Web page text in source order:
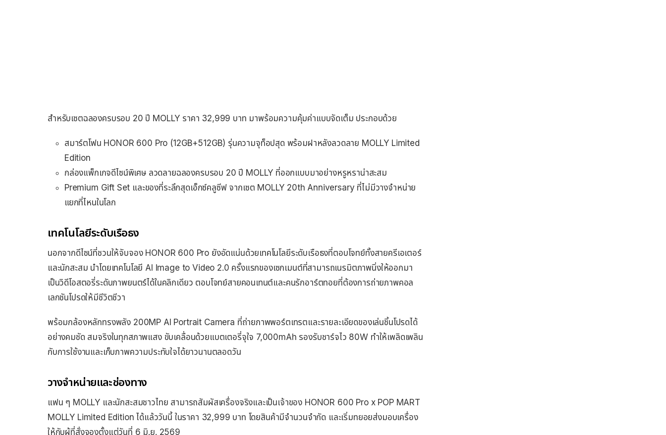
สำหรับเซตฉลองครบรอบ 20 ปี MOLLY ราคา 32,999 บาท มาพร้อมความคุ้มค่าแบบจัดเต็ม ประกอบด้วย
สมาร์ตโฟน HONOR 600 Pro (12GB+512GB) รุ่นความจุท็อปสุด พร้อมฝาหลังลวดลาย MOLLY Limited
Edition
กล่องแพ็กเกจดีไซน์พิเศษ ลวดลายฉลองครบรอบ 20 ปี MOLLY ที่ออกแบบมาอย่างหรูหราน่าสะสม
Premium Gift Set และของที่ระลึกสุดเอ็กซ์คลูซีฟ จากเซต MOLLY 20th Anniversary ที่ไม่มีวางจำหน่าย
แยกที่ไหนในโลก
เทคโนโลยีระดับเรือธง
นอกจากดีไซน์ที่ชวนให้จับจอง HONOR 600 Pro ยังอัดแน่นด้วยเทคโนโลยีระดับเรือธงที่ตอบโจทย์ทั้งสายครีเอเตอร์
และนักสะสม นำโดยเทคโนโลยี AI Image to Video 2.0 ครั้งแรกของเซกเมนต์ที่สามารถเนรมิตภาพนิ่งให้ออกมา
เป็นวิดีโอสตอรี่ระดับภาพยนตร์ได้ในคลิกเดียว ตอบโจทย์สายคอนเทนต์และคนรักอาร์ตทอยที่ต้องการถ่ายภาพคอล
เลกชันโปรดให้มีชีวิตชีวา
พร้อมกล้องหลักทรงพลัง 200MP AI Portrait Camera ที่ถ่ายภาพพอร์ตเทรตและรายละเอียดของเล่นชิ้นโปรดได้
อย่างคมชัด สมจริงในทุกสภาพแสง ขับเคลื่อนด้วยแบตเตอรี่จุใจ 7,000mAh รองรับชาร์จไว 80W ทำให้เพลิดเพลิน
กับการใช้งานและเก็บภาพความประทับใจได้ยาวนานตลอดวัน
วางจำหน่ายและช่องทาง
แฟน ๆ MOLLY และนักสะสมชาวไทย สามารถสัมผัสเครื่องจริงและเป็นเจ้าของ HONOR 600 Pro x POP MART
MOLLY Limited Edition ได้แล้ววันนี้ ในราคา 32,999 บาท โดยสินค้ามีจำนวนจำกัด และเริ่มทยอยส่งมอบเครื่อง
ให้กับผู้ที่สั่งจองตั้งแต่วันที่ 6 มิ.ย. 2569